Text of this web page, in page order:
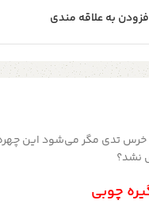
به علاقه مندی
خرس تدی مگر می‌شود این
نشد؟